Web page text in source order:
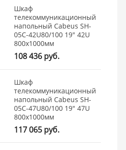
Шкаф
телекоммуникационный
напольный Cabeus SH-
05C-42U80/100 19" 42U
800x1000мм
108 436 руб.
Шкаф
телекоммуникационный
напольный Cabeus SH-
05C-47U80/100 19" 47U
800x1000мм
117 065 руб.